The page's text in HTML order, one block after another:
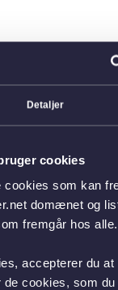
Detaljer
cookies
cookies som kan
domænet og
fremgår hos alle.
accepterer du at
de cookies, som